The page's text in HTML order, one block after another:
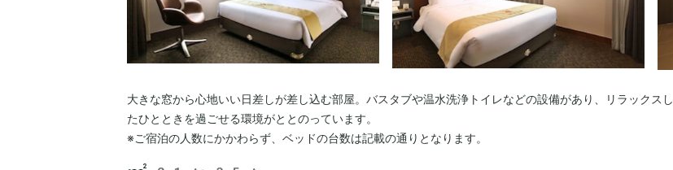
大きな窓から心地いい日差しが差し込む部屋。バスタブや温水洗浄トイレなどの設備があり、リラックスし
たひとときを過ごせる環境がととのっています。
※ご宿泊の人数にかかわらず、ベッドの台数は記載の通りとなります。